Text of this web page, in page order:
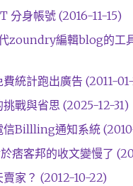
分身帳號 (2016-11-15)
zoundry編輯blog的工
統計跑出廣告 (2011-
戰與省思 (2025-12-31)
信Billling通知系統
痞客邦的收文變慢了
家？ (2012-10-22)